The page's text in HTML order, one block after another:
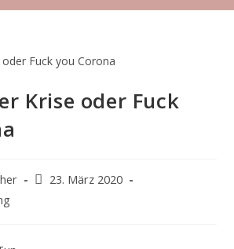
Krise oder Fuck
Beitrag
23. März 2020